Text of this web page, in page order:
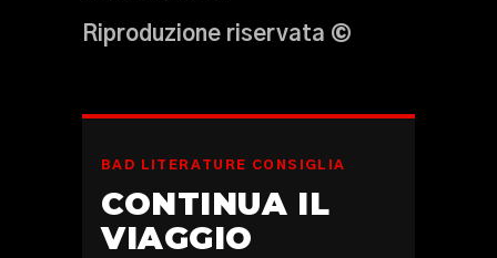
Riproduzione riservata ©
BAD LITERATURE CONSIGLIA
CONTINUA IL
VIAGGIO